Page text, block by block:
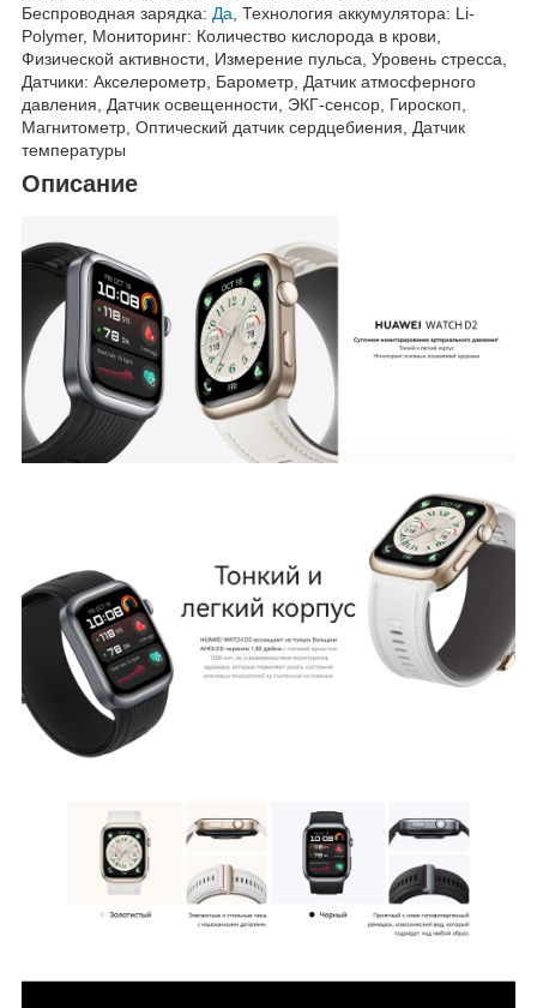
Беспроводная зарядка: Да, Технология аккумулятора: Li-
Polymer, Мониторинг: Количество кислорода в крови,
Физической активности, Измерение пульса, Уровень стресса,
Датчики: Акселерометр, Барометр, Датчик атмосферного
давления, Датчик освещенности, ЭКГ-сенсор, Гироскоп,
Магнитометр, Оптический датчик сердцебиения, Датчик
температуры
Описание